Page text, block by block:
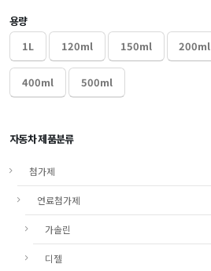
용량
1L
120ml 150ml 200ml
400ml 500ml
자동차 제품분류
첨가제
연료첨가제
가솔린
디젤